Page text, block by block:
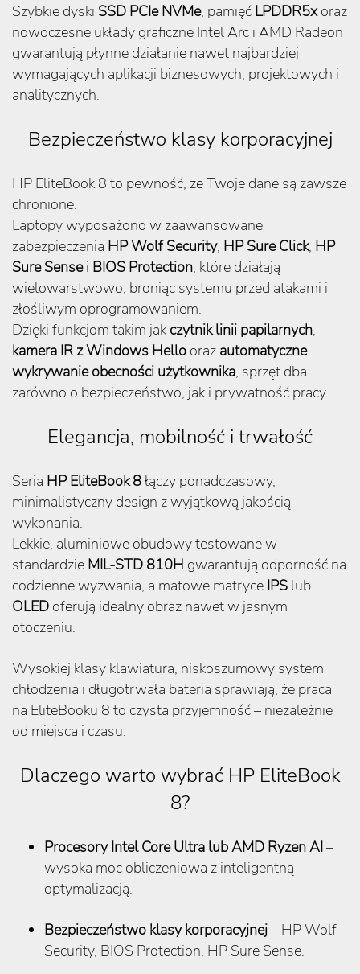
Szybkie dyski SSD PCIe NVMe, pamięć LPDDR5xoraz
nowoczesne układy graficzne Intel Arc i AMD Radeon
gwarantują płynne działanie nawet najbardziej
wymagających aplikacji biznesowych, projektowych i
analitycznych.
Bezpieczeństwo klasy korporacyjnej
HP EliteBook 8 to pewność, że Twoje dane są zawsze
chronione.
Laptopy wyposażono w zaawansowane
zabezpieczenia HP Wolf Security, HP Sure Click, HP
Sure Sensei BIOS Protection, które działają
wielowarstwowo, broniąc systemu przed atakami i
złośliwym oprogramowaniem.
Dzięki funkcjom takim jak czytnik linii papilarnych,
kamera IR z Windows Hello oraz automatyczne
wykrywanie obecności użytkownika, sprzęt dba
zarówno o bezpieczeństwo, jak i prywatność pracy.
Elegancja, mobilność i trwałość
Seria HP EliteBook 8łączy ponadczasowy,
minimalistyczny design z wyjątkową jakością
wykonania.
Lekkie, aluminiowe obudowy testowane w
standardzie MIL-STD 810H gwarantują odporność na
codzienne wyzwania, a matowe matryce IPS lub
OLED oferują idealny obraz nawet w jasnym
otoczeniu.
Wysokiej klasy klawiatura, niskoszumowy system
chłodzenia i długotrwała bateria sprawiają, że praca
na EliteBooku 8 to czysta przyjemność – niezależnie
od miejsca i czasu.
Dlaczego warto wybrać HP EliteBook
8?
Procesory Intel Core Ultra lub AMD Ryzen AI–
wysoka moc obliczeniowa z inteligentną
optymalizacją.
Bezpieczeństwo klasy korporacyjnej– HP Wolf
Security, BIOS Protection, HP Sure Sense.